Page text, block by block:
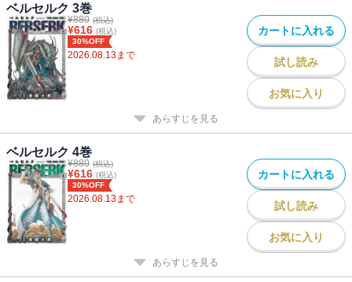
ベルセルク 3巻
¥880 (税込)
¥616 (税込)
30%OFF
2026.08.13まで
カートに入れる
試し読み
お気に入り
あらすじを見る
ベルセルク 4巻
¥880 (税込)
¥616 (税込)
30%OFF
2026.08.13まで
カートに入れる
試し読み
お気に入り
あらすじを見る